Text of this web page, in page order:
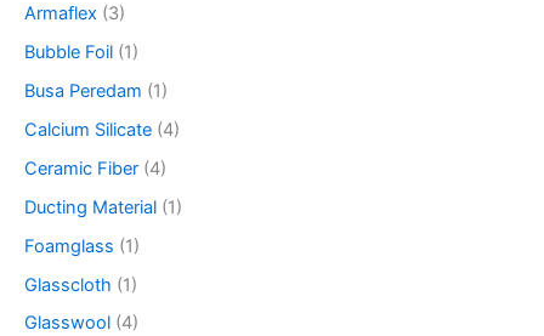
Armaflex (3)
Bubble Foil (1)
Busa Peredam (1)
Calcium Silicate (4)
Ceramic Fiber (4)
Ducting Material (1)
Foamglass (1)
Glasscloth (1)
Glasswool (4)